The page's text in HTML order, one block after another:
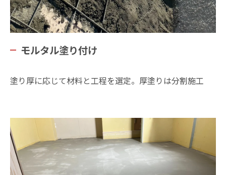
モルタル塗り付け
塗り厚に応じて材料と工程を選定。厚塗りは分割施工